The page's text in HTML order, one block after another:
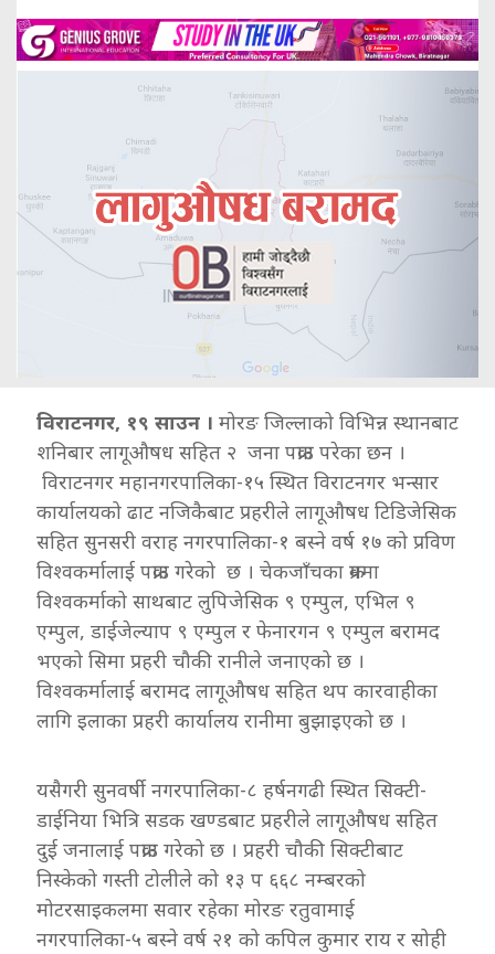
विराटनगर, १९ साउन । मोरङ जिल्लाको विभिन्न स्थानबाट
शनिबार लागूऔषध सहित २ जना पक्राउ परेका छन ।
विराटनगर महानगरपालिका-१५ स्थित विराटनगर भन्सार
कार्यालयको ढाट नजिकैबाट प्रहरीले लागूऔषध टिडिजेसिक
सहित सुनसरी वराह नगरपालिका-१ बस्ने वर्ष १७ को प्रविण
विश्वकर्मालाई पक्राउ गरेको छ । चेकजाँचका क्रममा
विश्वकर्माको साथबाट लुपिजेसिक ९ एम्पुल, एभिल ९
एम्पुल, डाईजेल्याप ९ एम्पुल र फेनारगन ९ एम्पुल बरामद
भएको सिमा प्रहरी चौकी रानीले जनाएको छ ।
विश्वकर्मालाई बरामद लागूऔषध सहित थप कारवाहीका
लागि इलाका प्रहरी कार्यालय रानीमा बुझाइएको छ ।
यसैगरी सुनवर्षी नगरपालिका-८ हर्षनगढी स्थित सिक्टी-
डाईनिया भित्रि सडक खण्डबाट प्रहरीले लागूऔषध सहित
दुई जनालाई पक्राउ गरेको छ । प्रहरी चौकी सिक्टीबाट
निस्केको गस्ती टोलीले को १३ प ६६८ नम्बरको
मोटरसाइकलमा सवार रहेका मोरङ रतुवामाई
नगरपालिका-५ बस्ने वर्ष २१ को कपिल कुमार राय र सोही